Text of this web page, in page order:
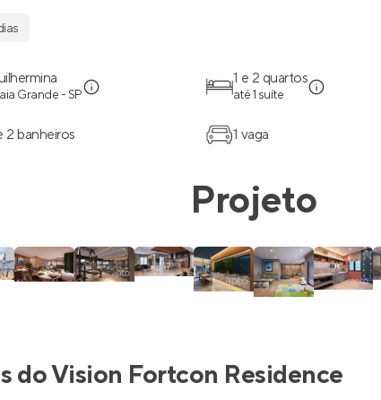
Grande - SP
1 e 2 quartos
até 1 suíte
2 banheiros 1 vaga
Projeto
doVision Fortcon Residence